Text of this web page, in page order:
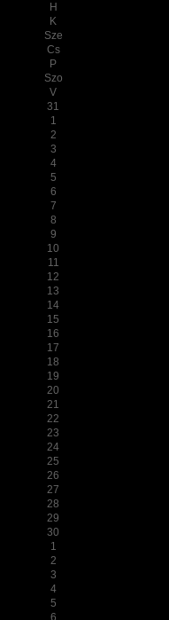
H
K
Sze
Cs
P
Szo
V
31
1
2
3
4
5
6
7
8
9
10
11
12
13
14
15
16
17
18
19
20
21
22
23
24
25
26
27
28
29
30
1
2
3
4
5
6